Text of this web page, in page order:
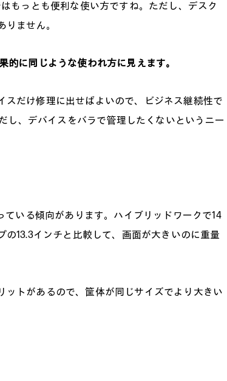
もっとも便利な使い方ですね。ただし、デスク
ません。
的に同じような使われ方に見えます。
だけ修理に出せばよいので、ビジネス継続性で
し、デバイスをバラで管理したくないというニー
いる傾向があります。ハイブリッドワークで14
13.3インチと比較して、画面が大きいのに重量
トがあるので、筐体が同じサイズでより大きい